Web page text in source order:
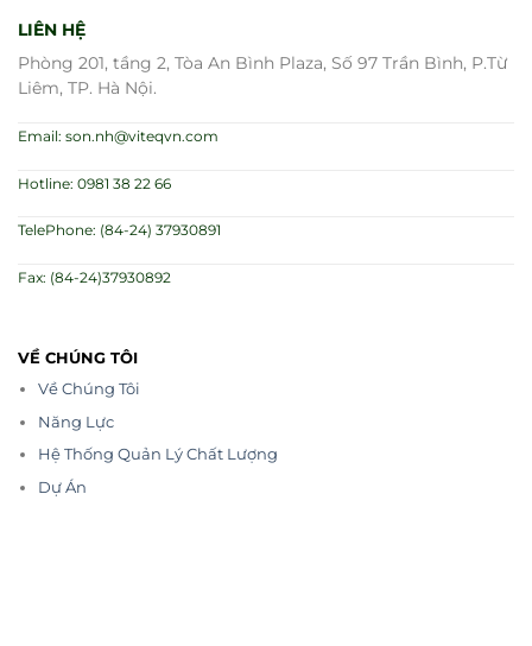
LIÊN HỆ
Phòng 201, tầng 2, Tòa An Bình Plaza, Số 97 Trần Bình, P.Từ
Liêm, TP. Hà Nội.
Email: son.nh@viteqvn.com
Hotline: 0981 38 22 66
TelePhone: (84-24) 37930891
Fax: (84-24)37930892
VỀ CHÚNG TÔI
Về Chúng Tôi
Năng Lực
Hệ Thống Quản Lý Chất Lượng
Dự Án